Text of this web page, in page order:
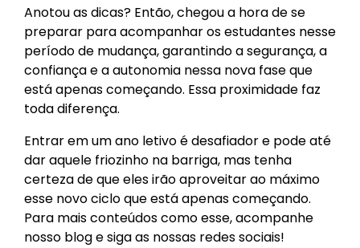
Anotou as dicas? Então, chegou a hora de se
preparar para acompanhar os estudantes nesse
período de mudança, garantindo a segurança, a
confiança e a autonomia nessa nova fase que
está apenas começando. Essa proximidade faz
toda diferença.
Entrar em um ano letivo é desafiador e pode até
dar aquele friozinho na barriga, mas tenha
certeza de que eles irão aproveitar ao máximo
esse novo ciclo que está apenas começando.
Para mais conteúdos como esse, acompanhe
nosso blog e siga as nossas redes sociais!